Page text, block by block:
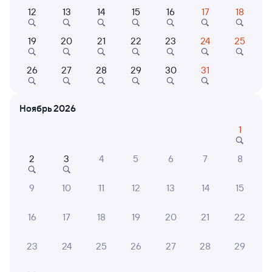
Выберите дату
Самый быстрый
205И Проходящий 7,9
Новосибирск
04:02 19:20
3 д 19 ч 18 м в пути
Маршрут
Плацкарт
от 9 ⁠829 ⁠₽ 10 ⁠603 ⁠₽
12 13 14 15 16 17 18
19 20 21 22 23 24 25
26 27 28 29 30 31
Ноябрь 2026
1
2 3 4 5 6 7 8
9 10 11 12 13 14 15
16 17 18 19 20 21 22
23 24 25 26 27 28 29